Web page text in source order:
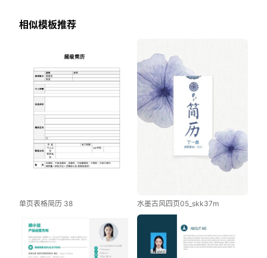
相似模板推荐
单页表格简历 38 水墨古风四页05_skk37m